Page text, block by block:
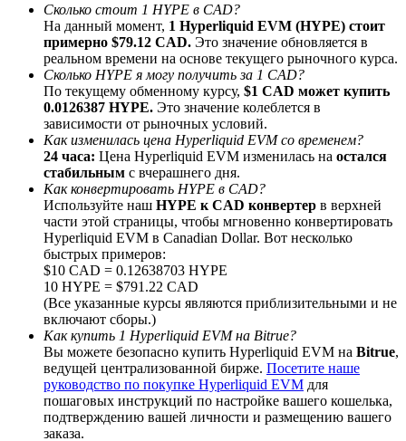
Реферал
Пригласите друга, чтобы получить денежные
вознаграждения
BTC Welcome Rewards
Сколько стоит 1 HYPE в CAD?
На данный момент, 1 Hyperliquid EVM (HYPE) стоит
примерно $79.12 CAD. Это значение обновляется в
реальном времени на основе текущего рыночного курса.
Сколько HYPE я могу получить за 1 CAD?
По текущему обменному курсу, $1 CAD может купить
0.0126387 HYPE. Это значение колеблется в
зависимости от рыночных условий.
Как изменилась цена Hyperliquid EVM со временем?
24 часа: Цена Hyperliquid EVM изменилась на остался
стабильным с вчерашнего дня.
Как конвертировать HYPE в CAD?
Используйте наш HYPE к CAD конвертер в верхней
части этой страницы, чтобы мгновенно конвертировать
Hyperliquid EVM в Canadian Dollar. Вот несколько
быстрых примеров:
$10 CAD = 0.12638703 HYPE
10 HYPE = $791.22 CAD
(Все указанные курсы являются приблизительными и не
включают сборы.)
Как купить 1 Hyperliquid EVM на Bitrue?
Вы можете безопасно купить Hyperliquid EVM на Bitrue,
ведущей централизованной бирже. Посетите наше
руководство по покупке Hyperliquid EVM для
пошаговых инструкций по настройке вашего кошелька,
подтверждению вашей личности и размещению вашего
заказа.